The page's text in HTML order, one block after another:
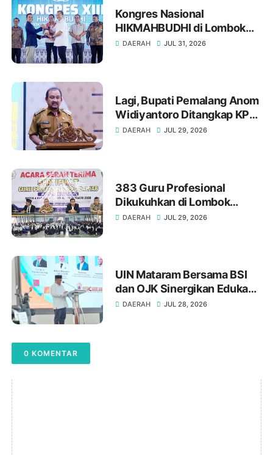
Kongres Nasional
HIKMAHBUDHI di Lombok
Utara, Bukti NTB Menjunjung
DAERAH JUL 31, 2026
Lagi, Bupati Pemalang Anom
Widiyantoro Ditangkap KPK
Tengah Malam
DAERAH JUL 29, 2026
383 Guru Profesional
Dikukuhkan di Lombok
Timur : Gelar "Gr." Adalah
DAERAH JUL 29, 2026
UIN Mataram Bersama BSI
dan OJK Sinergikan Edukasi
dan Digitalisasi, Dorong
DAERAH JUL 28, 2026
0 KOMENTAR